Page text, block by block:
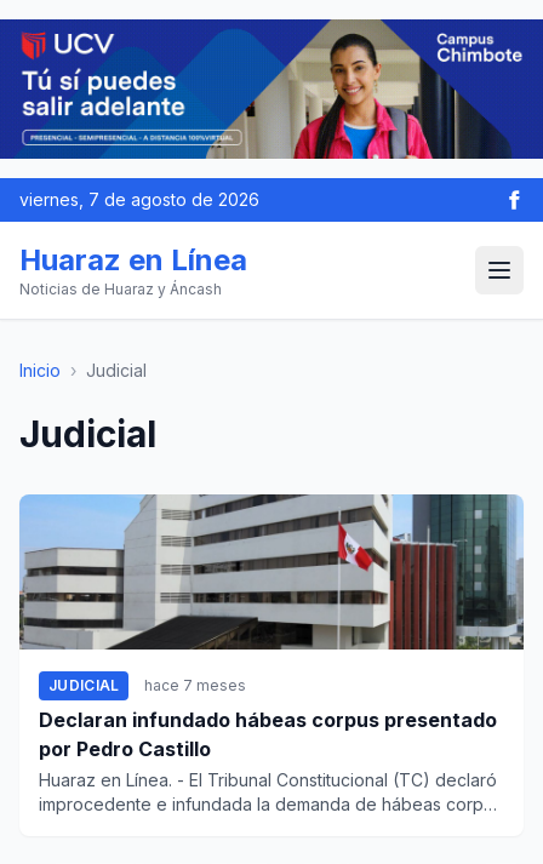
viernes, 7 de agosto de 2026
Huaraz en Línea
Noticias de Huaraz y Áncash
Inicio › Judicial
Judicial
JUDICIAL hace 7 meses
Declaran infundado hábeas corpus presentado
por Pedro Castillo
Huaraz en Línea. - El Tribunal Constitucional (TC) declaró
improcedente e infundada la demanda de hábeas corpus